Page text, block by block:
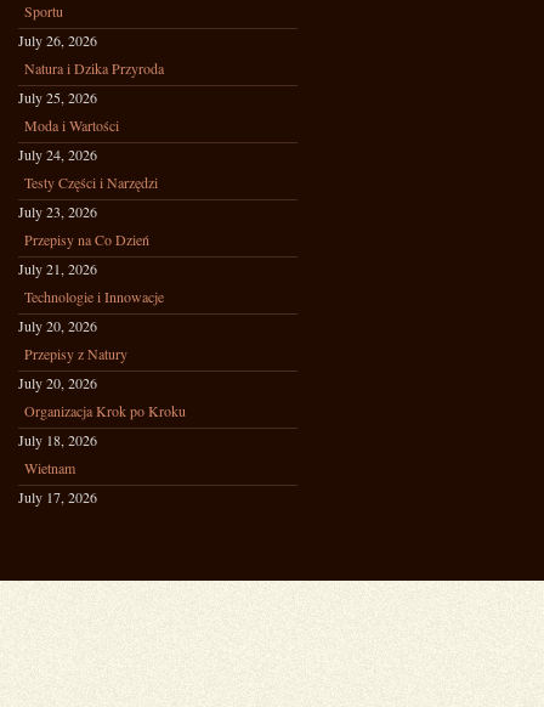
Sportu
July 26, 2026
Natura i Dzika Przyroda
July 25, 2026
Moda i Wartości
July 24, 2026
Testy Części i Narzędzi
July 23, 2026
Przepisy na Co Dzień
July 21, 2026
Technologie i Innowacje
July 20, 2026
Przepisy z Natury
July 20, 2026
Organizacja Krok po Kroku
July 18, 2026
Wietnam
July 17, 2026